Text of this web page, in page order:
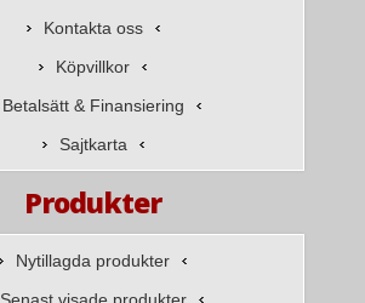
Kontakta oss
Köpvillkor
Betalsätt & Finansiering
Sajtkarta
Produkter
Nytillagda produkter